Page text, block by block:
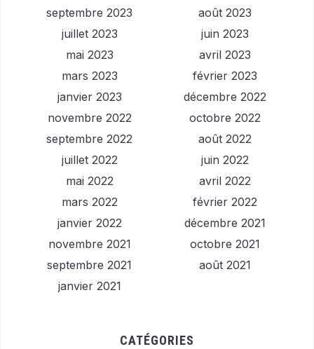
septembre 2023
août 2023
juillet 2023
juin 2023
mai 2023
avril 2023
mars 2023
février 2023
janvier 2023
décembre 2022
novembre 2022
octobre 2022
septembre 2022
août 2022
juillet 2022
juin 2022
mai 2022
avril 2022
mars 2022
février 2022
janvier 2022
décembre 2021
novembre 2021
octobre 2021
septembre 2021
août 2021
janvier 2021
CATÉGORIES